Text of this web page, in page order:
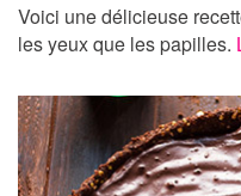
Voici une délicieuse
les yeux que les papilles.